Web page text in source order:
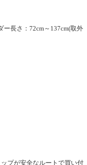
ー長さ：72cm～137cm(取外
プが安全なルートで買い付